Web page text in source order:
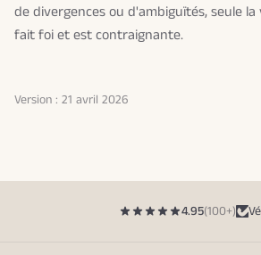
de divergences ou d'ambiguïtés, seule
fait foi et est contraignante.
Version : 21 avril 2026
4.95(100+)